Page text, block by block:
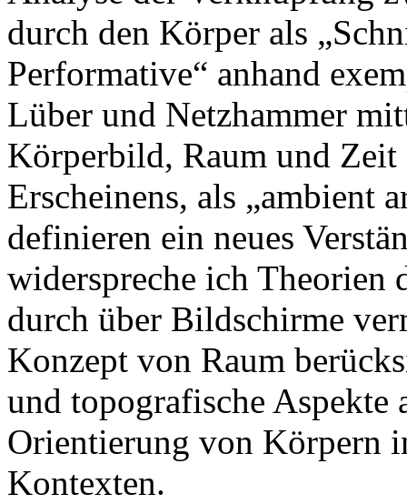
durch den Körper als
Performative“ anhand
Lüber und Netzhammer
Körperbild, Raum und Zeit
Erscheinens, als „ambient
definieren ein neues
widerspreche ich Theorien
durch über Bildschirme
Konzept von Raum
und topografische Aspekte
Orientierung von Körpern
Kontexten.